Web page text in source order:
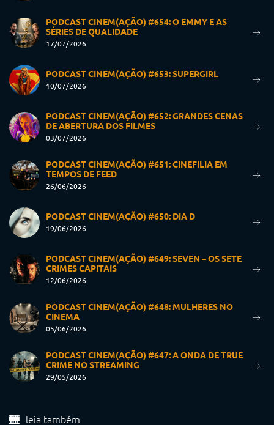
PODCAST CINEM(AÇÃO) #654: O EMMY E AS
SÉRIES DE QUALIDADE
17/07/2026
PODCAST CINEM(AÇÃO) #653: SUPERGIRL
10/07/2026
PODCAST CINEM(AÇÃO) #652: GRANDES CENAS
DE ABERTURA DOS FILMES
03/07/2026
PODCAST CINEM(AÇÃO) #651: CINEFILIA EM
TEMPOS DE FEED
26/06/2026
PODCAST CINEM(AÇÃO) #650: DIA D
19/06/2026
PODCAST CINEM(AÇÃO) #649: SEVEN – OS SETE
CRIMES CAPITAIS
12/06/2026
PODCAST CINEM(AÇÃO) #648: MULHERES NO
CINEMA
05/06/2026
PODCAST CINEM(AÇÃO) #647: A ONDA DE TRUE
CRIME NO STREAMING
29/05/2026
leia também